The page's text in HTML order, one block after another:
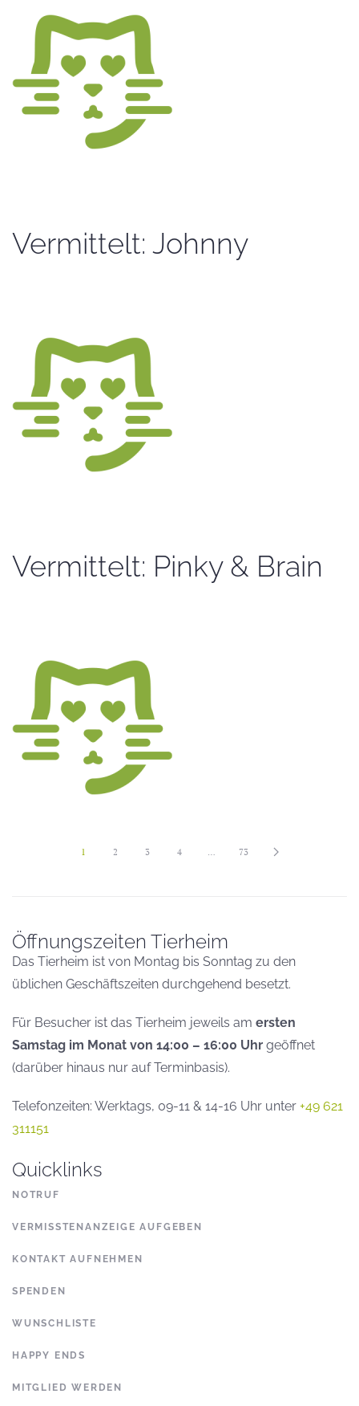
Vermittelt: Johnny
Vermittelt: Pinky & Brain
1 2 3 4 73
Öffnungszeiten Tierheim
Das Tierheim ist von Montag bis Sonntag zu den
üblichen Geschäftszeiten durchgehend besetzt.
Für Besucher ist das Tierheim jeweils am ersten
Samstag im Monat von 14:00 – 16:00 Uhr geöffnet
(darüber hinaus nur auf Terminbasis).
Telefonzeiten: Werktags, 09-11 & 14-16 Uhr unter +49 621
311151
Quicklinks
NOTRUF
VERMISSTENANZEIGE AUFGEBEN
KONTAKT AUFNEHMEN
SPENDEN
WUNSCHLISTE
HAPPY ENDS
MITGLIED WERDEN